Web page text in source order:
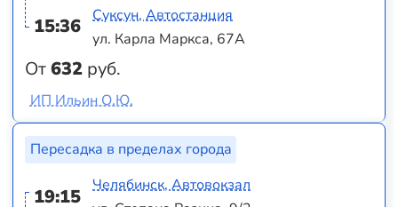
15:36
От632 руб.
Суксун, Автостанция
ул. Карла Маркса, 67А
ИП Ильин О.Ю.
Пересадка в пределах города
19:15
Челябинск, Автовокзал